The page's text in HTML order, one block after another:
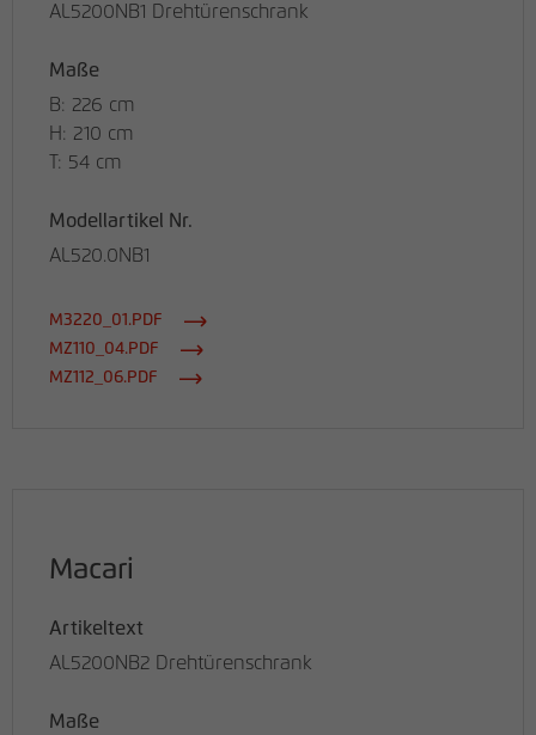
AL5200NB1 Drehtürenschrank
Maße
B: 226 cm
H: 210 cm
T: 54 cm
Modellartikel Nr.
AL520.0NB1
M3220_01.PDF
MZ110_04.PDF
MZ112_06.PDF
Macari
Artikeltext
AL5200NB2 Drehtürenschrank
Maße